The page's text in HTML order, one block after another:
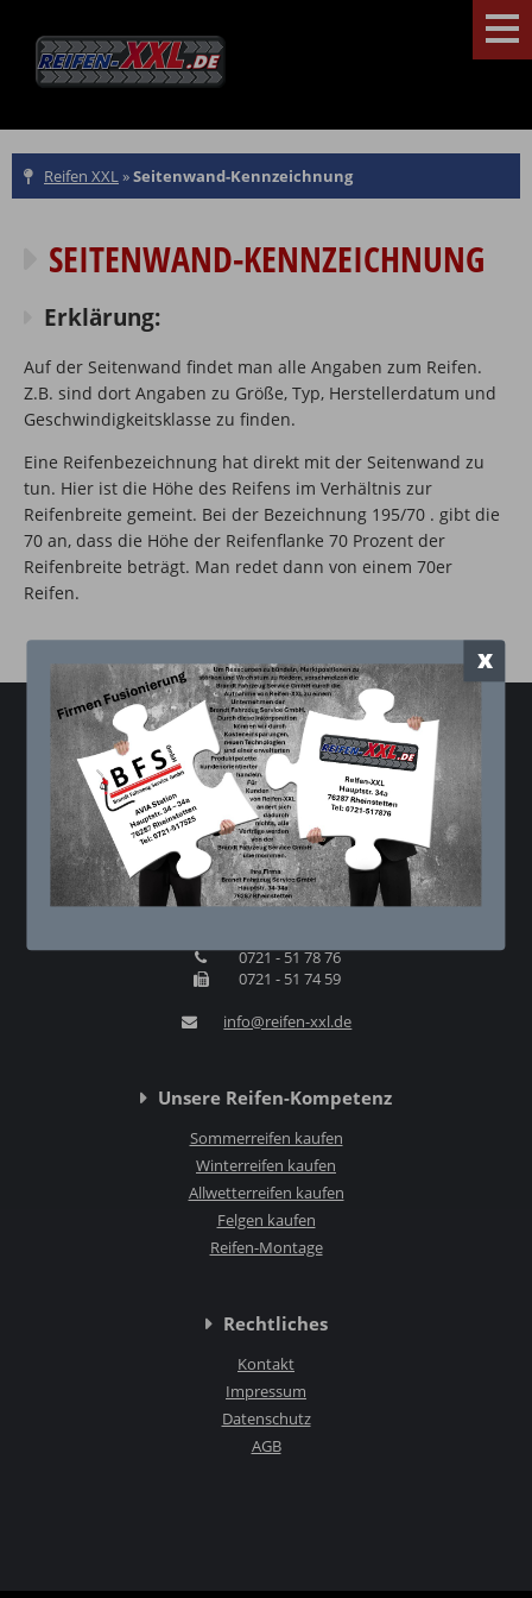
x
Reifen XXL»Seitenwand-Kennzeichnung
SEITENWAND-KENNZEICHNUNG
Erklärung:
Auf der Seitenwand findet man alle Angaben zum Reifen.
Z.B. sind dort Angaben zu Größe, Typ, Herstellerdatum und
Geschwindigkeitsklasse zu finden.
Eine Reifenbezeichnung hat direkt mit der Seitenwand zu
tun. Hier ist die Höhe des Reifens im Verhältnis zur
Reifenbreite gemeint. Bei der Bezeichnung 195/70 . gibt die
70 an, dass die Höhe der Reifenflanke 70 Prozent der
Reifenbreite beträgt. Man redet dann von einem 70er
Reifen.
Kontakt
Reifen XXL - Thomas Brandt
Hauptstr. 34a
76287 Rheinstetten
0721 - 51 78 76
0721 - 51 74 59
info@reifen-xxl.de
Unsere Reifen-Kompetenz
Sommerreifen kaufen
Winterreifen kaufen
Allwetterreifen kaufen
Felgen kaufen
Reifen-Montage
Rechtliches
Kontakt
Impressum
Datenschutz
AGB